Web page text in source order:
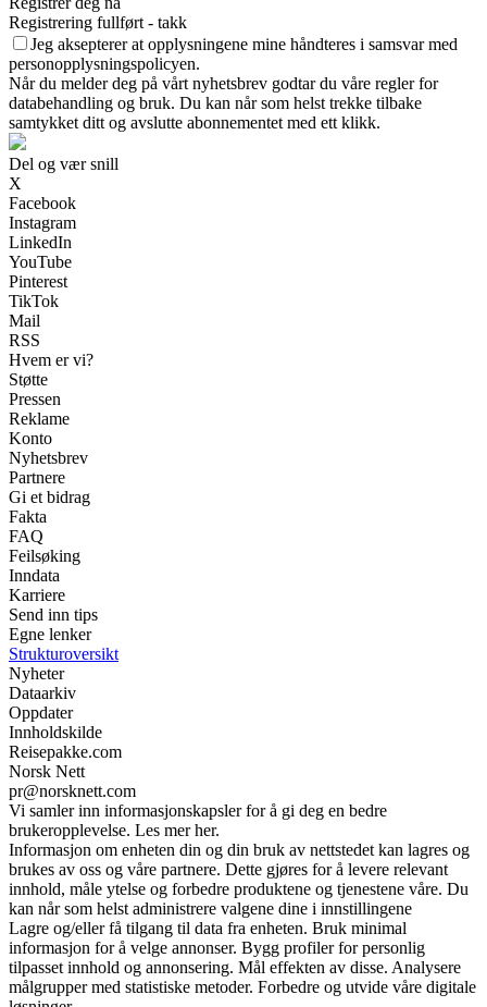
Registrering fullført - takk
Jeg aksepterer at opplysningene mine håndteres i samsvar med
personopplysningspolicyen.
Når du melder deg på vårt nyhetsbrev godtar du våre regler for
databehandling og bruk. Du kan når som helst trekke tilbake
samtykket ditt og avslutte abonnementet med ett klikk.
Del og vær snill
X
Facebook
Instagram
LinkedIn
YouTube
Pinterest
TikTok
Mail
RSS
Hvem er vi?
Støtte
Pressen
Reklame
Konto
Nyhetsbrev
Partnere
Gi et bidrag
Fakta
FAQ
Feilsøking
Inndata
Karriere
Send inn tips
Egne lenker
Strukturoversikt
Nyheter
Dataarkiv
Oppdater
Innholdskilde
Reisepakke.com
Norsk Nett
pr@norsknett.com
Vi samler inn informasjonskapsler for å gi deg en bedre
brukeropplevelse. Les mer her.
Informasjon om enheten din og din bruk av nettstedet kan lagres og
brukes av oss og våre partnere. Dette gjøres for å levere relevant
innhold, måle ytelse og forbedre produktene og tjenestene våre. Du
kan når som helst administrere valgene dine i innstillingene
Lagre og/eller få tilgang til data fra enheten. Bruk minimal
informasjon for å velge annonser. Bygg profiler for personlig
tilpasset innhold og annonsering. Mål effekten av disse. Analysere
målgrupper med statistiske metoder. Forbedre og utvide våre digitale